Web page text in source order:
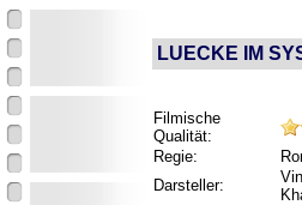
LUECKE IM
Filmische
Qualität:
Regie:
Darsteller: